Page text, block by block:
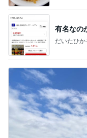
有名なの
だいたひか